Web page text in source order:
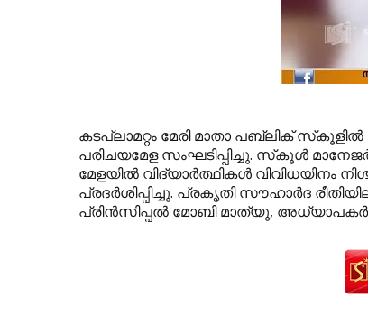
കടപ്ലാമറ്റം മേരി മാതാ പബ്ലിക്
പരിചയമേള സംഘടിപ്പിച്ചു. സ്‌കൂള്‍
മേളയില്‍ വിദ്യാര്‍ത്ഥികള്‍ വിവിധയിനം
പ്രദര്‍ശിപ്പിച്ചു. പ്രകൃതി സൗഹാര്‍ദ
പ്രിന്‍സിപ്പല്‍ മോബി മാത്യു,